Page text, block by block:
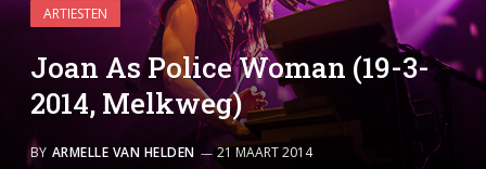
ARTIESTEN
Joan As Police Woman (19-3-
2014, Melkweg)
BY ARMELLE VAN HELDEN 21 MAART 2014